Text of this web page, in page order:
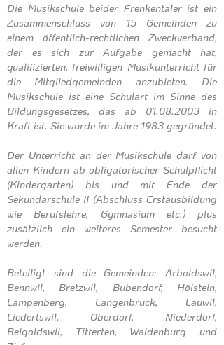
Die Musikschule beider Frenkentäler ist ein
Zusammenschluss von 15 Gemeinden zu
einem öffentlich-rechtlichen Zweckverband,
der es sich zur Aufgabe gemacht hat,
qualifizierten, freiwilligen Musikunterricht für
die Mitgliedgemeinden anzubieten. Die
Musikschule ist eine Schulart im Sinne des
Bildungsgesetzes, das ab 01.08.2003 in
Kraft ist. Sie wurde im Jahre 1983 gegründet.
Der Unterricht an der Musikschule darf von
allen Kindern ab obligatorischer Schulpflicht
(Kindergarten) bis und mit Ende der
Sekundarschule II (Abschluss Erstausbildung
wie Berufslehre, Gymnasium etc.) plus
zusätzlich ein weiteres Semester besucht
werden.
Beteiligt sind die Gemeinden: Arboldswil,
Bennwil, Bretzwil, Bubendorf, Hölstein,
Lampenberg, Langenbruck, Lauwil,
Liedertswil, Oberdorf, Niederdorf,
Reigoldswil, Titterten, Waldenburg und